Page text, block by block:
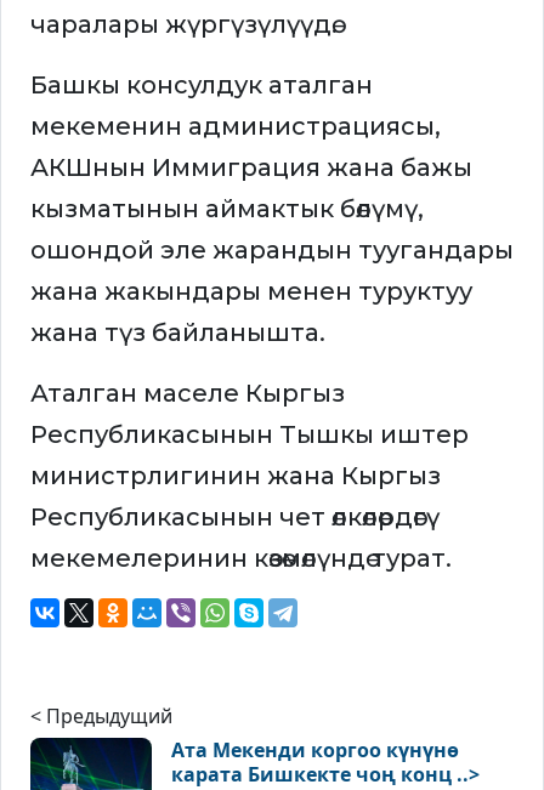
чаралары жүргүзүлүүдө.
Башкы консулдук аталган
мекеменин администрациясы,
АКШнын Иммиграция жана бажы
кызматынын аймактык бөлүмү,
ошондой эле жарандын туугандары
жана жакындары менен туруктуу
жана түз байланышта.
Аталган маселе Кыргыз
Республикасынын Тышкы иштер
министрлигинин жана Кыргыз
Республикасынын чет өлкөлөрдөгү
мекемелеринин көзөмөлүндө турат.
< Предыдущий
Ата Мекенди коргоо күнүнө
карата Бишкекте чоң конц ..>